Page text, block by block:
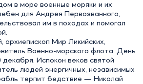
в море военные моряки и их
для Андрея Первозванного,
им в походах и помогал
архиепископ Мир Ликийских,
Военно-морского флота. День
Испокон веков святой
людей энергичных, независимых
терпит бедствие — Николай